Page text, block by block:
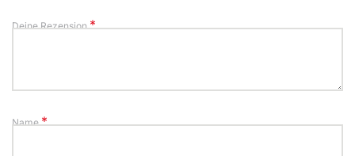
Deine Rezension*
Name*